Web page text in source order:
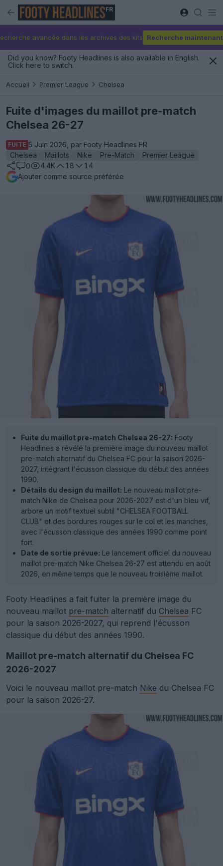
FR
avancée dans les archives des kits Recherche maintenant
Did you know? Footy Headlines is also available in English.
Click here to switch.
Accueil Premier League Chelsea
Fuite d'images du maillot pre-match
Chelsea 26-27
FUITE 5 Juin 2026, par Footy Headlines FR
Chelsea
Maillots Nike Pre-Match
Premier League
0
4.4K 18
14
Ajouter comme source préférée
Fuite du maillot pre-match Chelsea 26-27: Footy
Headlines a révélé la première image du nouveau maillot
pre-match alternatif du Chelsea FC pour la saison 2026-
2027, intégrant l'écusson classique du début des années
1990.
Détails du design du maillot: Le nouveau maillot pre-
match Nike de Chelsea pour 2026-2027 est d'un bleu vif,
arbore un motif textuel subtil "CHELSEA FOOTBALL
CLUB" et des bordures rouges sur le col et les manches,
avec l'écusson classique des années 1990 comme point
fort.
Date de sortie prévue: Le lancement officiel du nouveau
maillot pre-match Nike Chelsea 26-27 est attendu en août
2026, en même temps que le nouveau troisième maillot.
Footy Headlines a fait fuiter la première image du
nouveau maillot pre-match alternatif du Chelsea FC
pour la saison 2026-2027, qui reprend l'écusson
classique du début des années 1990.
Maillot pre-match alternatif du Chelsea FC
2026-2027
Voici le nouveau maillot pre-match Nike du Chelsea FC
pour la saison 2026-27.